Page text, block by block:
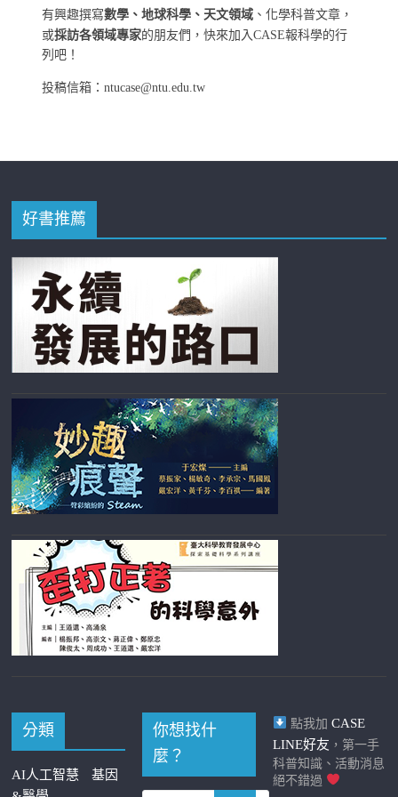
有興趣撰寫數學、地球科學、天文領域 、化學科普文章，
或採訪各領域專家的朋友們，快來加入CASE報科學的行
列吧！
投稿信箱：ntucase@ntu.edu.tw
好書推薦
分類
AI人工智慧
基因
你想找什
麼？
點我加 CASE
LINE好友 ，第一手
科普知識、活動消息
絕不錯過